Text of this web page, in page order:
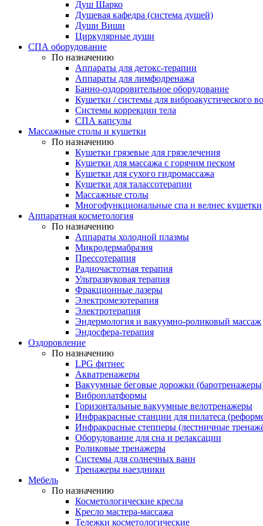
Душ Шарко
Душевая кафедра (система душей)
Души Виши
Циркулярные души
СПА оборудование
По назначению
Аппараты для детокс-терапии
Аппараты для лимфодренажа
Банно-оздоровительное оборудование
Кушетки / системы для виброакустического
Системы коррекции тела
СПА капсулы
Массажные столы и кушетки
По назначению
Кушетки грязевые для грязелечения
Кушетки для массажа с горячим песком
Кушетки для сухого гидромассажа
Кушетки для талассотерапии
Массажные столы
Многофункциональные спа и велнес кушетки
Аппаратная косметология
По назначению
Аппараты холодной плазмы
Микродермабразия
Прессотерапия
Радиочастотная терапия
Ультразвуковая терапия
Фракционные лазеры
Электромезотерапия
Электротерапия
Эндермология и вакуумно-роликовый массаж
Эндосфера-терапия
Оздоровление
По назначению
LPG фитнес
Акватренажеры
Вакуумные беговые дорожки
Виброплатформы
Горизонтальные вакуумные велотренажеры
Инфракрасные станции для пилатеса
Инфракрасные степперы (лестничные
Оборудование для сна и релаксации
Роликовые тренажеры
Системы для солнечных ванн
Тренажеры наездники
Мебель
По назначению
Косметологические кресла
Кресло мастера-массажа
Тележки косметологические